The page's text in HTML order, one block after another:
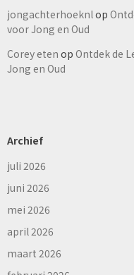
jongachterhoeknlop
voor Jong en Oud
Corey eten op Ontdek de
Jong en Oud
Archief
juli 2026
juni 2026
mei 2026
april 2026
maart 2026